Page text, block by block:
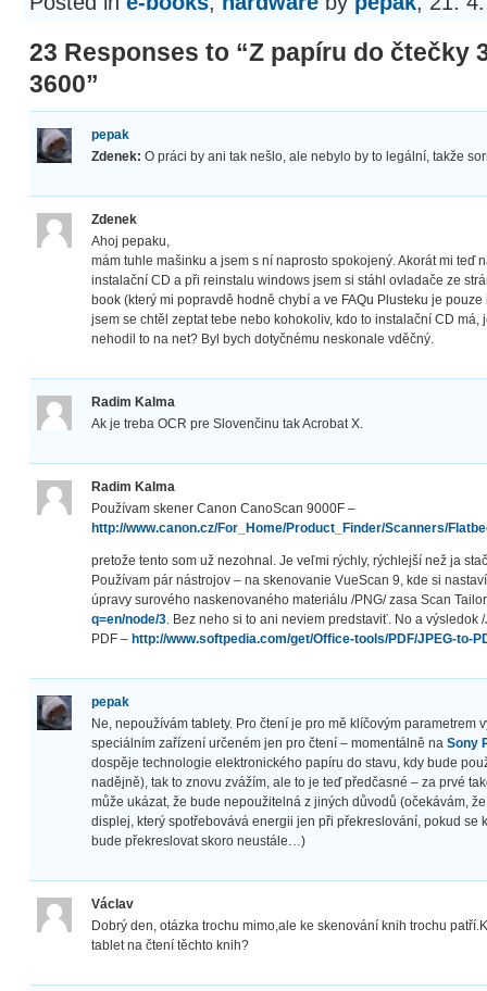
23 Responses to “Z papíru do čtečky
3600”
pepak
Zdenek: O práci by ani tak nešlo, ale nebylo by to legální, takže
Zdenek
Ahoj pepaku,
mám tuhle mašinku a jsem s ní naprosto spokojený. Akorát mi teď
instalační CD a při reinstalu windows jsem si stáhl ovladače ze
book (který mi popravdě hodně chybí a ve FAQu Plusteku je
jsem se chtěl zeptat tebe nebo kohokoliv, kdo to instalační CD
nehodil to na net? Byl bych dotyčnému neskonale vděčný.
Radim Kalma
Ak je treba OCR pre Slovenčinu tak Acrobat X.
Radim Kalma
Používam skener Canon CanoScan 9000F –
http://www.canon.cz/For_Home/Product_Finder/Scanners/
pretože tento som už nezohnal. Je veľmi rýchly, rýchlejší než ja
Používam pár nástrojov – na skenovanie VueScan 9, kde si
úpravy surového naskenovaného materiálu /PNG/ zasa Scan
q=en/node/3. Bez neho si to ani neviem predstaviť. No a výsledok
PDF – http://www.softpedia.com/get/Office-tools/PDF/JPEG-to-
pepak
Ne, nepoužívám tablety. Pro čtení je pro mě klíčovým parametrem
speciálním zařízení určeném jen pro čtení – momentálně na Sony
dospěje technologie elektronického papíru do stavu, kdy bude
nadějně), tak to znovu zvážím, ale to je teď předčasné – za prvé
může ukázat, že bude nepoužitelná z jiných důvodů (očekávám,
displej, který spotřebovává energii jen při překreslování, pokud se
bude překreslovat skoro neustále…)
Václav
Dobrý den, otázka trochu mimo,ale ke skenování knih trochu
tablet na čtení těchto knih?